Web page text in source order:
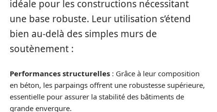
idéale pour les constructions nécessitant
une base robuste. Leur utilisation s’étend
bien au-delà des simples murs de
soutènement :
Performances structurelles : Grâce à leur composition
en béton, les parpaings offrent une robustesse supérieure,
essentielle pour assurer la stabilité des bâtiments de
grande envergure.